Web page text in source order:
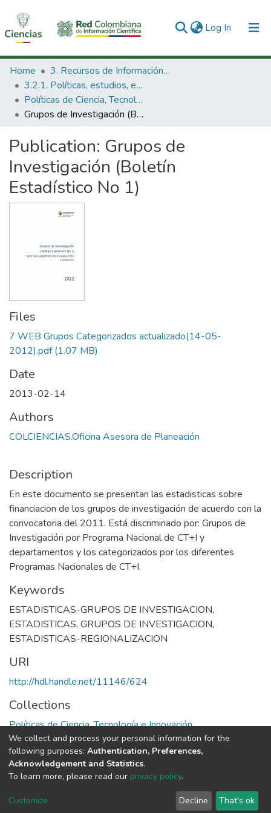
Log In (current)
Communities & Collections
All of DSpace
Statistics
Home
3. Recursos de Información Científica y Tecnológica
3.2.1. Políticas, estudios, evaluaciones e indicadores de CTeI
Políticas de Ciencia, Tecnología e Innovación
Grupos de Investigación (Boletín Estadístico No 1)
Publication: Grupos de
Investigación (Boletín
Estadístico No 1)
Files
7 WEB Grupos Categorizados actualizado(14-05-
2012).pdf(1.07 MB)
Date
2013-02-14
Authors
COLCIENCIAS.Oficina Asesora de Planeación
Description
En este documento se presentan las estadisticas sobre
financiacion de los grupos de investigación de acuerdo con la
convocatoria del 2011. Está discriminado por: Grupos de
Investigación por Programa Nacional de CT+I y
departamentos y los categorizados por los diferentes
Programas Nacionales de CT+I.
Keywords
ESTADISTICAS-GRUPOS DE INVESTIGACION,
ESTADISTICAS, GRUPOS DE INVESTIGACION,
ESTADISTICAS-REGIONALIZACION
URI
http://hdl.handle.net/11146/624
Collections
Políticas de Ciencia, Tecnología e Innovación
Full item page
DSpace software copyright © 2002-2026
Cookie
End User
Agreement
Send
Feedback
We collect and process your personal information for the
following purposes: Authentication, Preferences,
Acknowledgement and Statistics.
To learn more, please read our privacy policy.
Customize Decline That's ok